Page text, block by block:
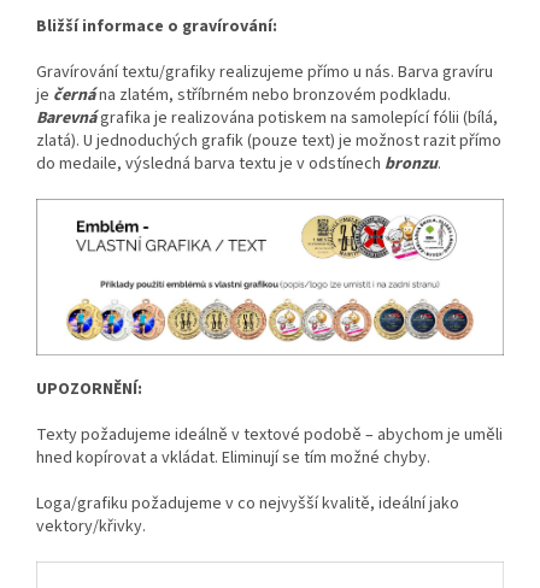
Bližší informace o gravírování:
Gravírování textu/grafiky realizujeme přímo u nás. Barva gravíru
je černána zlatém, stříbrném nebo bronzovém podkladu.
Barevnágrafika je realizována potiskem na samolepící fólii (bílá,
zlatá). U jednoduchých grafik (pouze text) je možnost razit přímo
do medaile, výsledná barva textu je v odstínech bronzu.
UPOZORNĚNÍ:
Texty požadujeme ideálně v textové podobě – abychom je uměli
hned kopírovat a vkládat. Eliminují se tím možné chyby.
Loga/grafiku požadujeme v co nejvyšší kvalitě, ideální jako
vektory/křivky.